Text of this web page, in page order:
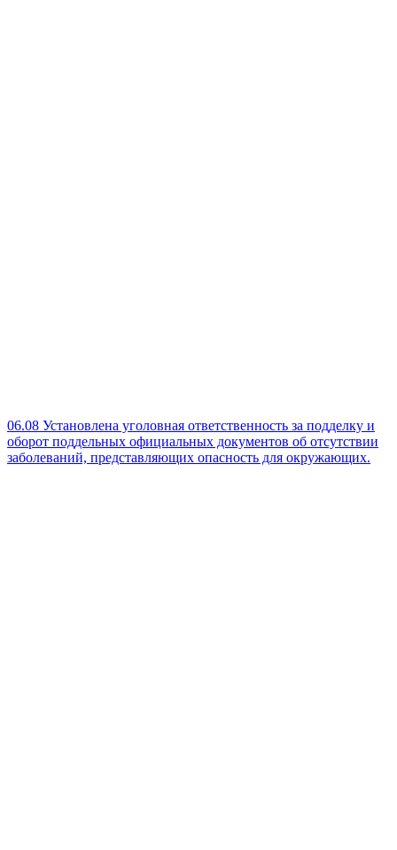
06.08 Установлена уголовная ответственность за подделку и
оборот поддельных официальных документов об отсутствии
заболеваний, представляющих опасность для окружающих.